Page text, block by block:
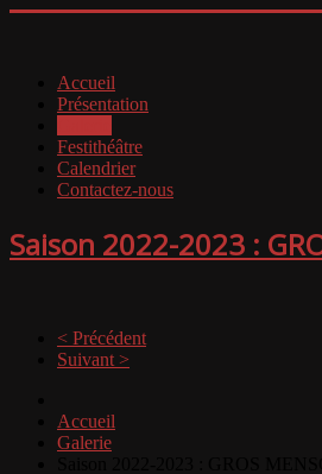
Accueil
Présentation
Festithéâtre
Calendrier
Contactez-nous
Saison 2022-2023 :
< Précédent
Suivant >
Accueil
Galerie